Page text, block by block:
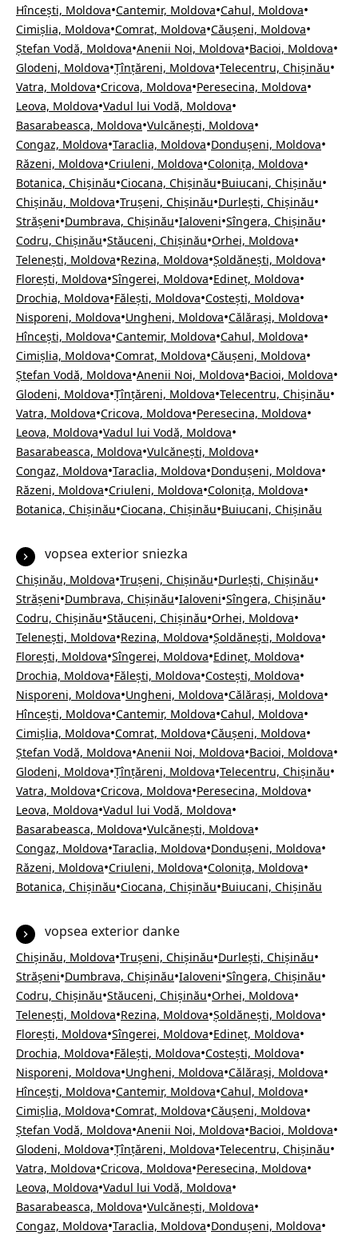
Hîncești, Moldova•Cantemir, Moldova•Cahul, Moldova•
Cimișlia, Moldova•Comrat, Moldova•Căușeni, Moldova•
Ștefan Vodă, Moldova•Anenii Noi, Moldova•Bacioi, Moldova•
Glodeni, Moldova•Țînțăreni, Moldova•Telecentru, Chișinău•
Vatra, Moldova•Cricova, Moldova•Peresecina, Moldova•
Leova, Moldova•Vadul lui Vodă, Moldova•
Basarabeasca, Moldova•Vulcănești, Moldova•
Congaz, Moldova•Taraclia, Moldova•Dondușeni, Moldova•
Răzeni, Moldova•Criuleni, Moldova•Colonița, Moldova•
Botanica, Chișinău•Ciocana, Chișinău•Buiucani, Chișinău•
Chișinău, Moldova•Trușeni, Chișinău•Durlești, Chișinău•
Strășeni•Dumbrava, Chișinău•Ialoveni•Sîngera, Chișinău•
Codru, Chișinău•Stăuceni, Chișinău•Orhei, Moldova•
Telenești, Moldova•Rezina, Moldova•Șoldănești, Moldova•
Florești, Moldova•Sîngerei, Moldova•Edineț, Moldova•
Drochia, Moldova•Fălești, Moldova•Costești, Moldova•
Nisporeni, Moldova•Ungheni, Moldova•Călărași, Moldova•
Hîncești, Moldova•Cantemir, Moldova•Cahul, Moldova•
Cimișlia, Moldova•Comrat, Moldova•Căușeni, Moldova•
Ștefan Vodă, Moldova•Anenii Noi, Moldova•Bacioi, Moldova•
Glodeni, Moldova•Țînțăreni, Moldova•Telecentru, Chișinău•
Vatra, Moldova•Cricova, Moldova•Peresecina, Moldova•
Leova, Moldova•Vadul lui Vodă, Moldova•
Basarabeasca, Moldova•Vulcănești, Moldova•
Congaz, Moldova•Taraclia, Moldova•Dondușeni, Moldova•
Răzeni, Moldova•Criuleni, Moldova•Colonița, Moldova•
Botanica, Chișinău•Ciocana, Chișinău•Buiucani, Chișinău
vopsea exterior sniezka
Chișinău, Moldova•Trușeni, Chișinău•Durlești, Chișinău•
Strășeni•Dumbrava, Chișinău•Ialoveni•Sîngera, Chișinău•
Codru, Chișinău•Stăuceni, Chișinău•Orhei, Moldova•
Telenești, Moldova•Rezina, Moldova•Șoldănești, Moldova•
Florești, Moldova•Sîngerei, Moldova•Edineț, Moldova•
Drochia, Moldova•Fălești, Moldova•Costești, Moldova•
Nisporeni, Moldova•Ungheni, Moldova•Călărași, Moldova•
Hîncești, Moldova•Cantemir, Moldova•Cahul, Moldova•
Cimișlia, Moldova•Comrat, Moldova•Căușeni, Moldova•
Ștefan Vodă, Moldova•Anenii Noi, Moldova•Bacioi, Moldova•
Glodeni, Moldova•Țînțăreni, Moldova•Telecentru, Chișinău•
Vatra, Moldova•Cricova, Moldova•Peresecina, Moldova•
Leova, Moldova•Vadul lui Vodă, Moldova•
Basarabeasca, Moldova•Vulcănești, Moldova•
Congaz, Moldova•Taraclia, Moldova•Dondușeni, Moldova•
Răzeni, Moldova•Criuleni, Moldova•Colonița, Moldova•
Botanica, Chișinău•Ciocana, Chișinău•Buiucani, Chișinău
vopsea exterior danke
Chișinău, Moldova•Trușeni, Chișinău•Durlești, Chișinău•
Strășeni•Dumbrava, Chișinău•Ialoveni•Sîngera, Chișinău•
Codru, Chișinău•Stăuceni, Chișinău•Orhei, Moldova•
Telenești, Moldova•Rezina, Moldova•Șoldănești, Moldova•
Florești, Moldova•Sîngerei, Moldova•Edineț, Moldova•
Drochia, Moldova•Fălești, Moldova•Costești, Moldova•
Nisporeni, Moldova•Ungheni, Moldova•Călărași, Moldova•
Hîncești, Moldova•Cantemir, Moldova•Cahul, Moldova•
Cimișlia, Moldova•Comrat, Moldova•Căușeni, Moldova•
Ștefan Vodă, Moldova•Anenii Noi, Moldova•Bacioi, Moldova•
Glodeni, Moldova•Țînțăreni, Moldova•Telecentru, Chișinău•
Vatra, Moldova•Cricova, Moldova•Peresecina, Moldova•
Leova, Moldova•Vadul lui Vodă, Moldova•
Basarabeasca, Moldova•Vulcănești, Moldova•
Congaz, Moldova•Taraclia, Moldova•Dondușeni, Moldova•